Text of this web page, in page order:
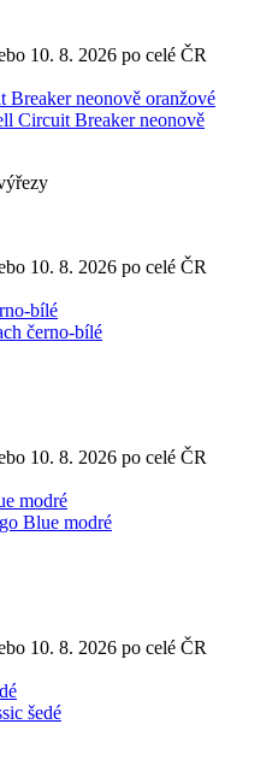
10. 8. 2026 po celé ČR
Circuit Breaker neonově
10. 8. 2026 po celé ČR
černo-bílé
10. 8. 2026 po celé ČR
Blue modré
10. 8. 2026 po celé ČR
šedé